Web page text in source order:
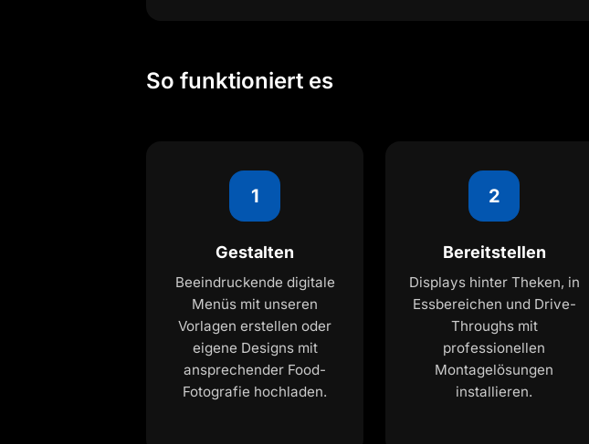
So funktioniert es
1
Gestalten
Beeindruckende digitale
Menüs mit unseren
Vorlagen erstellen oder
eigene Designs mit
ansprechender Food-
Fotografie hochladen.
2
Bereitstellen
Displays hinter Theken, in
Essbereichen und Drive-
Throughs mit
professionellen
Montagelösungen
installieren.